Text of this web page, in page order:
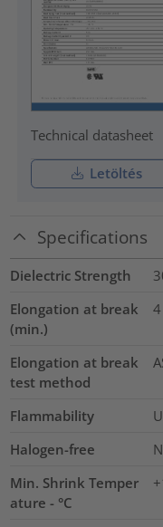
Technical datasheet
Letöltés
Specifications
Dielectric Strength
Elongation at break
(min.)
4
Elongation at break
test method
Flammability
Halogen-free
Min. Shrink Temper
ature - °C